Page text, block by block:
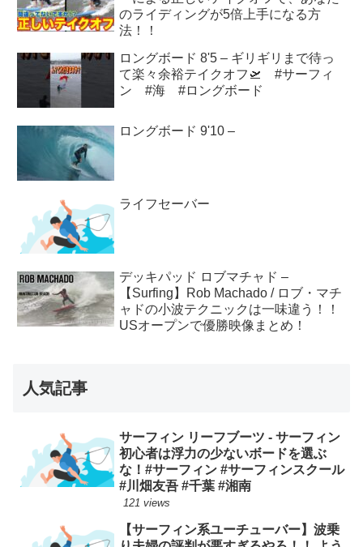
のライディングが5倍上手になる方
法！！
ロングボード 8'5 – ギリギリまで待っ
て楽々余裕テイクオフ🛫 #サーフィ
ン #海 #ロングボード
ロングボード 9'10 –
ライフセーバー
デッキパッド ロブマチャド –
【Surfing】Rob Machado / ロブ・マチ
ャドの小波テクニックは一味違う！！
USオープンで優勝映像まとめ！
人気記事
サーフィン リーフブーツ - サーフィン
初心者は浮力の少ないボードを選ぶ
な！#サーフィン #サーフィンスクール
#川畑友吾 #千葉 #湘南
121 views
【サーフィン系ユーチューバー】波乗